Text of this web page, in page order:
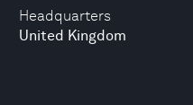
Headquarters
United Kingdom